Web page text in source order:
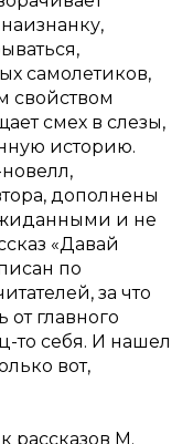
самолетиков,
свойством
смех в слезы,
историю.
дополнены
и не
«Давай
по
за что
главного
то себя. И нашел
вот,
М.